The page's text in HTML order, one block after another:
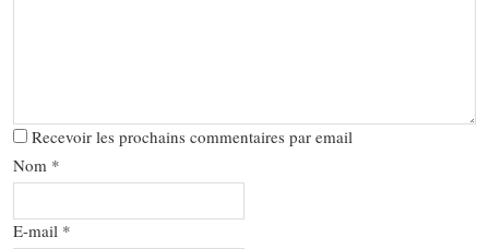
Recevoir les prochains commentaires par email
Nom *
E-mail *